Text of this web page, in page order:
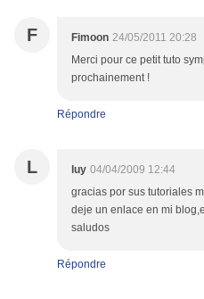
F Fimoon 24/05/2011 20:28
Merci pour ce petit tuto
prochainement !
Répondre
L luy 04/04/2009 12:44
gracias por sus tutoriales
deje un enlace en mi
saludos
Répondre